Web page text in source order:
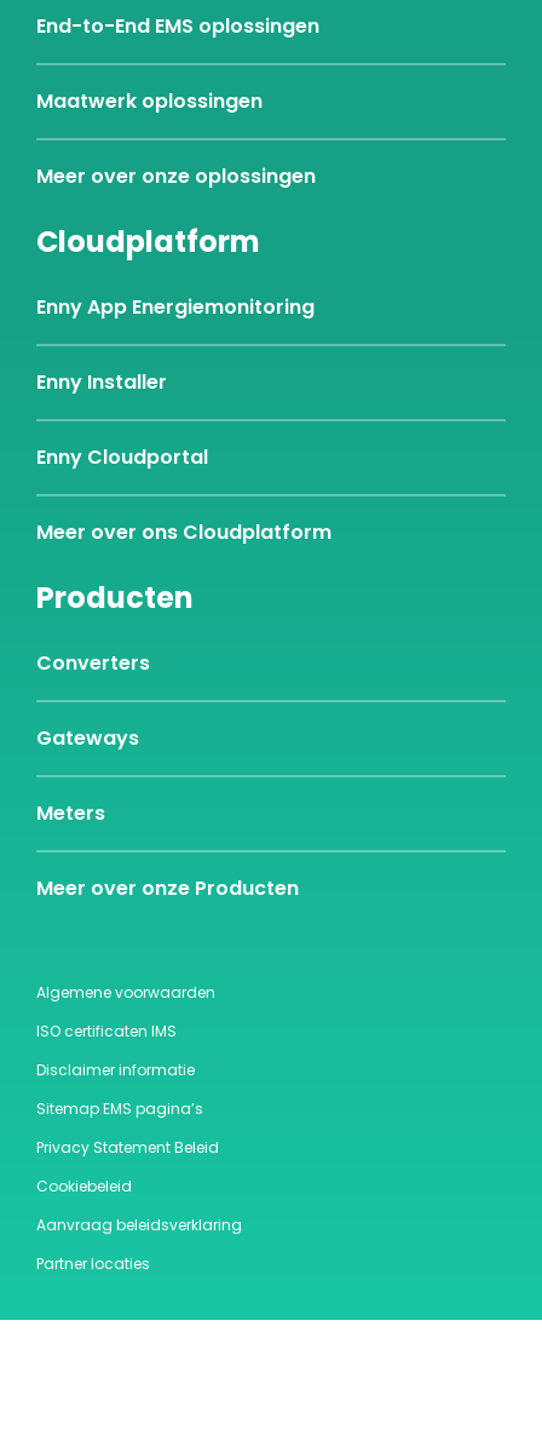
End-to-End EMS oplossingen
Maatwerk oplossingen
Meer over onze oplossingen
Cloudplatform
Enny App Energiemonitoring
Enny Installer
Enny Cloudportal
Meer over ons Cloudplatform
Producten
Converters
Gateways
Meters
Meer over onze Producten
Algemene voorwaarden
ISO certificaten IMS
Disclaimer informatie
Sitemap EMS pagina’s
Privacy Statement Beleid
Cookiebeleid
Aanvraag beleidsverklaring
Partner locaties